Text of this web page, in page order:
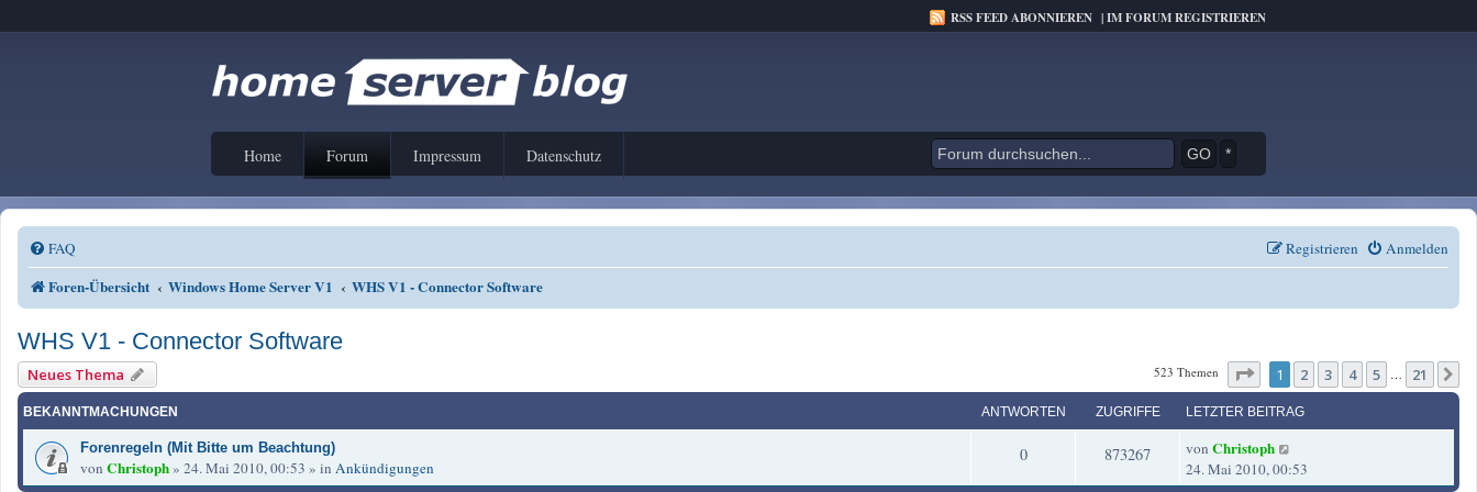
RSS FEED ABONNIEREN |IM FORUM REGISTRIEREN
Home Forum Impressum Datenschutz *
FAQ Anmelden
Registrieren
Foren-Übersicht Windows Home Server V1 WHS V1 - Connector Software
WHS V1 - Connector Software
Neues Thema 523 Themen Seite 1von
1 2 3 4 5 … 21
BEKANNTMACHUNGEN ANTWORTEN ZUGRIFFE LETZTER BEITRAG
Forenregeln (Mit Bitte um Beachtung)
von Christoph» 24. Mai 2010, 00:53 » in Ankündigungen
0A
n
873267Z
u
L
e
t
von Christoph
24. Mai 2010, 00:53